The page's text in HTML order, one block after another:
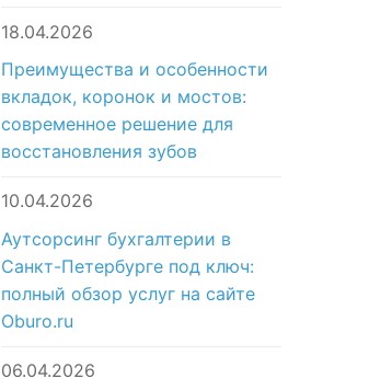
18.04.2026
Преимущества и особенности
вкладок, коронок и мостов:
современное решение для
восстановления зубов
10.04.2026
Аутсорсинг бухгалтерии в
Санкт-Петербурге под ключ:
полный обзор услуг на сайте
Oburo.ru
06.04.2026